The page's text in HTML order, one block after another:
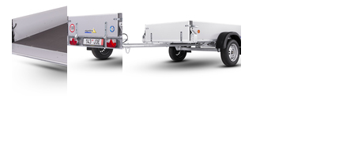
Průmyslová 2081, 594 01 Velké Meziříčí
Tel: +420 566 653 311
Fax: +420 566 653 368
E-mail: obchod@agados.cz
Přívěsy s koly vedle ložné plochy
(plechové bočnice)